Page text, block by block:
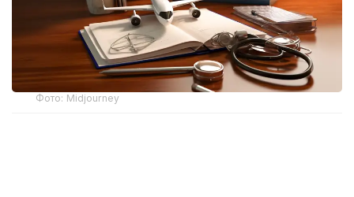
Фото: Midjourney